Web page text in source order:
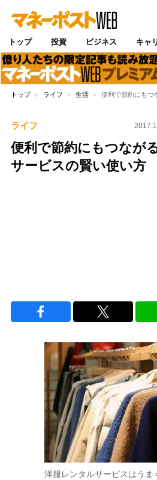
トップ 投資 ビジネス キャ
トップ ライフ 生活 便利で節約にも
ライフ
便利で節約にもつなが
サービスの賢い使い方
洋服レンタルサービスはうま